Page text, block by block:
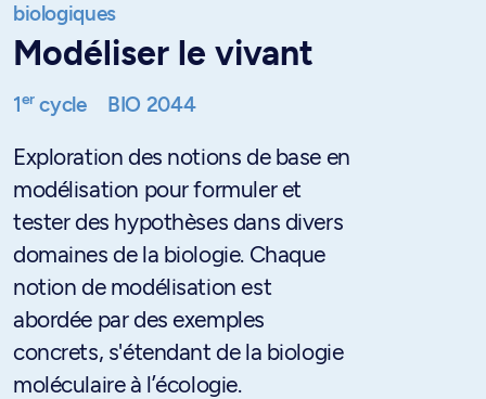
biologiques
Modéliser le vivant
1ercycle BIO 2044
Exploration des notions de base en
modélisation pour formuler et
tester des hypothèses dans divers
domaines de la biologie. Chaque
notion de modélisation est
abordée par des exemples
concrets, s'étendant de la biologie
moléculaire à l’écologie.